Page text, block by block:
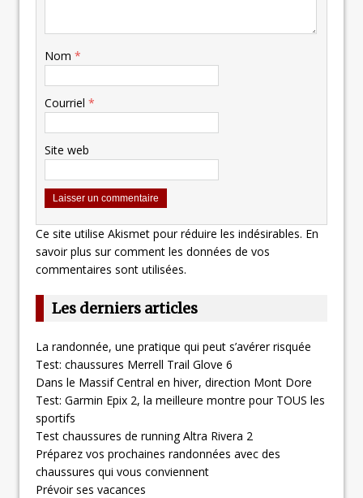
Nom *
Courriel *
Site web
Ce site utilise Akismet pour réduire les indésirables. En
savoir plus sur comment les données de vos
commentaires sont utilisées.
Les derniers articles
La randonnée, une pratique qui peut s’avérer risquée
Test: chaussures Merrell Trail Glove 6
Dans le Massif Central en hiver, direction Mont Dore
Test: Garmin Epix 2, la meilleure montre pour TOUS les
sportifs
Test chaussures de running Altra Rivera 2
Préparez vos prochaines randonnées avec des
chaussures qui vous conviennent
Prévoir ses vacances